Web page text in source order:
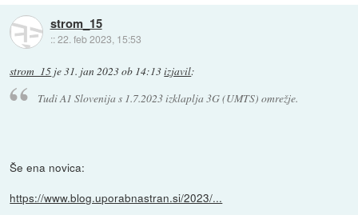
strom_15
::22. feb 2023, 15:53
strom_15 je31. jan 2023 ob 14:13izjavil:
Tudi A1 Slovenija s 1.7.2023 izklaplja 3G (UMTS) omrežje.
Še ena novica:
https://www.blog.uporabnastran.si/2023/...